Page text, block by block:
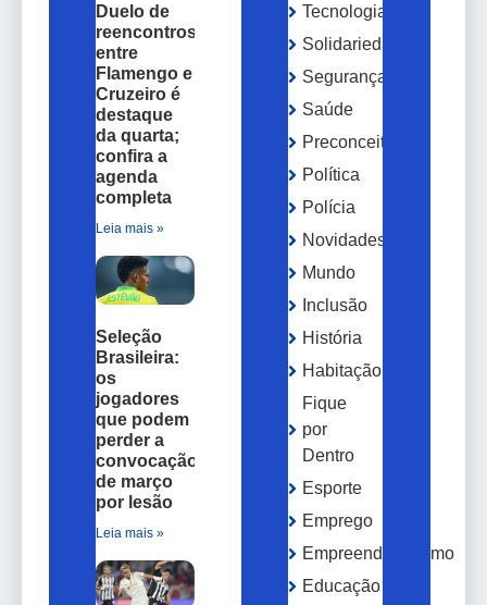
Duelo de
reencontros
entre
Flamengo e
Cruzeiro é
destaque
da quarta;
confira a
agenda
completa
Leia mais »
Seleção
Brasileira:
os
jogadores
que podem
perder a
convocação
de março
por lesão
Leia mais »
Tecnologia
Solidariedade
Segurança
Saúde
Preconceito
Política
Polícia
Novidades
Mundo
Inclusão
História
Habitação
Fique
por
Dentro
Esporte
Emprego
Empreendedorismo
Educação